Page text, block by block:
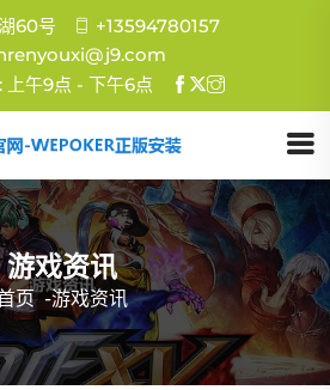
60号
+13594780157
上午9点 - 下午6点
游戏资讯
页 -游戏资讯